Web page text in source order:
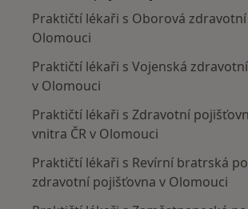
Praktičtí lékaři s Oborová
Olomouci
Praktičtí lékaři s Vojenská
v Olomouci
Praktičtí lékaři s Zdravotní
vnitra ČR v Olomouci
Praktičtí lékaři s Revírní bratrská
zdravotní pojišťovna v Olomouci